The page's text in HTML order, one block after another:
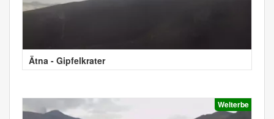
Ätna - Gipfelkrater
Welterbe